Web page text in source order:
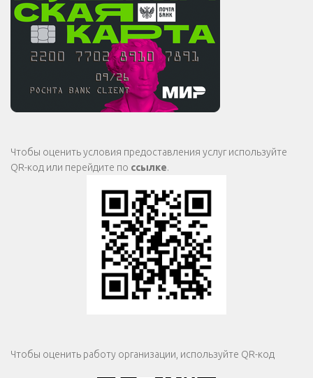
Чтобы оценить условия предоставления услуг используйте
QR-код или перейдите по ссылке.
Чтобы оценить работу организации, используйте QR-код